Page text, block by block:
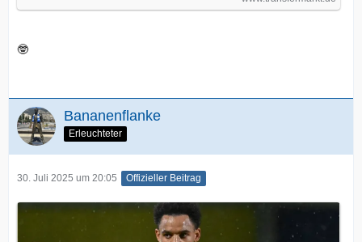
🤓
Bananenflanke
Erleuchteter
30. Juli 2025 um 20:05 Offizieller Beitrag